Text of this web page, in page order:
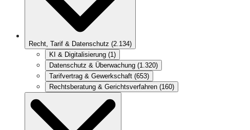
Recht, Tarif & Datenschutz (2.134)
KI & Digitalisierung (1)
Datenschutz & Überwachung (1.320)
Tarifvertrag & Gewerkschaft (653)
Rechtsberatung & Gerichtsverfahren (160)